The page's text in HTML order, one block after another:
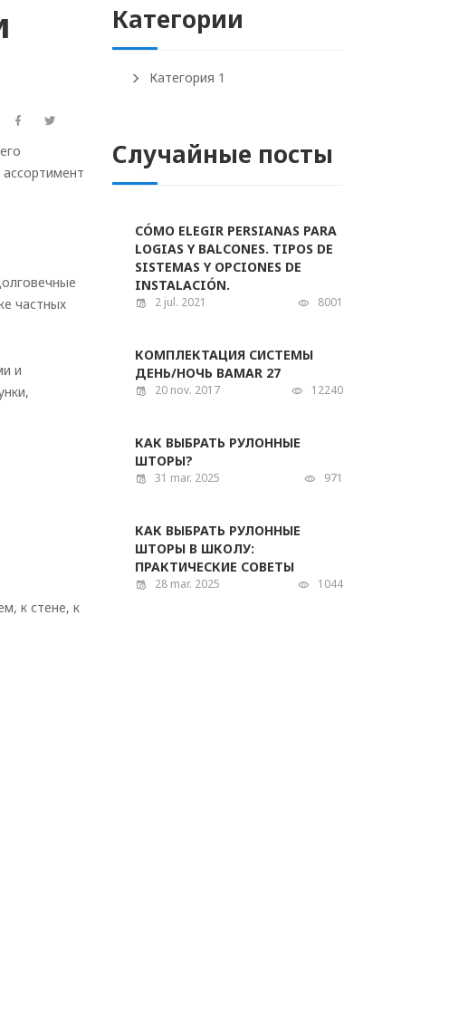
частных
и
к стене, к
Категории
Категория 1
Случайные посты
CÓMO ELEGIR PERSIANAS PARA
LOGIAS Y BALCONES. TIPOS DE
SISTEMAS Y OPCIONES DE
INSTALACIÓN.
2 jul. 2021 8001
КОМПЛЕКТАЦИЯ СИСТЕМЫ
ДЕНЬ/НОЧЬ BAMAR 27
20 nov. 2017 12240
КАК ВЫБРАТЬ РУЛОННЫЕ
ШТОРЫ?
31 mar. 2025 971
КАК ВЫБРАТЬ РУЛОННЫЕ
ШТОРЫ В ШКОЛУ:
ПРАКТИЧЕСКИЕ СОВЕТЫ
28 mar. 2025 1044